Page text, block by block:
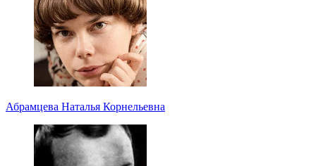
Абрамцева Наталья Корнельевна